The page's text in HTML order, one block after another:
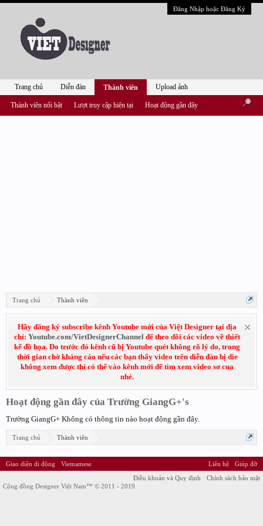
Đăng Nhập hoặc Đăng Ký
Trang chủ Thành viên
Hãy đăng ký subscribe kênh Youtube mới của Việt Designer tại địa
chỉ: Youtube.com/VietDesignerChannel để theo dõi các video về thiết
kế đồ họa. Do trước đó kênh cũ bị Youtube quét không rõ lý do, trong
thời gian chờ kháng cáo nếu các bạn thấy video trên diễn đàn bị die
không xem được thì có thể vào kênh mới để tìm xem video sơ cua
nhé.
Hoạt động gần đây của Trường GiangG+'s
Trường GiangG+ Không có thông tin nào hoạt động gần đây.
Trang chủ Thành viên
Trang chủ Diễn đàn Thành viên
Thành viên nổi bật Lượt truy cập hiện tại Hoạt động gần đây
Upload ảnh
Giao diện di động Vietnamese Liên hệ
Giúp đỡ
Điều khoản và Quy định
Chính sách bảo mật
Cộng đồng Designer Việt Nam™ © 2011 - 2019